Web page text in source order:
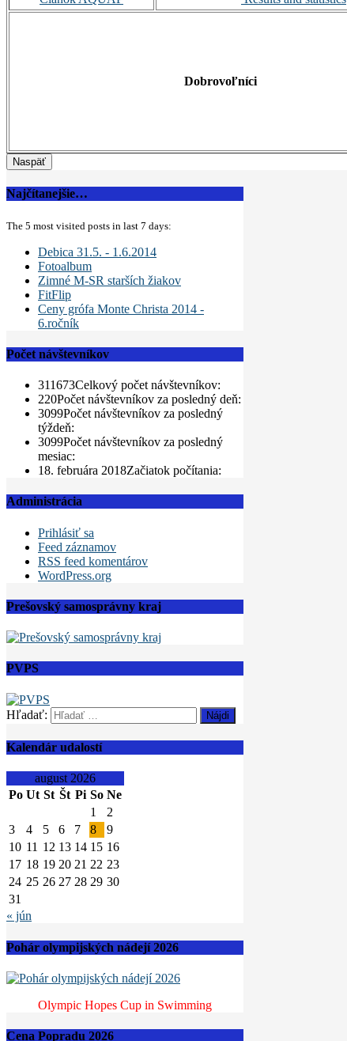
Dobrovoľníci
Najčítanejšie…
The 5 most visited posts in last 7 days:
Debica 31.5. - 1.6.2014
Fotoalbum
Zimné M-SR starších žiakov
FitFlip
Ceny grófa Monte Christa 2014 -
6.ročník
Počet návštevníkov
311673Celkový počet návštevníkov:
220Počet návštevníkov za posledný deň:
3099Počet návštevníkov za posledný
týždeň:
3099Počet návštevníkov za posledný
mesiac:
18. februára 2018Začiatok počítania:
Administrácia
Prihlásiť sa
Feed záznamov
RSS feed komentárov
WordPress.org
Prešovský samosprávny kraj
PVPS
Hľadať:
Kalendár udalostí
august 2026
Po Ut St Št Pi So Ne
1
2
3
4 5 6 7 8
9
10 11 12 13 14 15 16
17 18 19 20 21 22 23
24 25 26 27 28 29 30
31
« jún
Pohár olympijských nádejí 2026
Olympic Hopes Cup in Swimming
Cena Popradu 2026